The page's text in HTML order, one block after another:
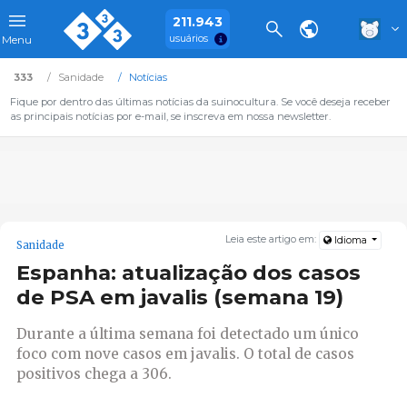
Menu
211.943
usuários
333 Sanidade
Notícias
Fique por dentro das últimas notícias da suinocultura. Se você deseja receber
as principais notícias por e-mail, se inscreva em nossa newsletter.
Leia este artigo em: Idioma
Sanidade
Espanha: atualização dos casos
de PSA em javalis (semana 19)
Durante a última semana foi detectado um único
foco com nove casos em javalis. O total de casos
positivos chega a 306.